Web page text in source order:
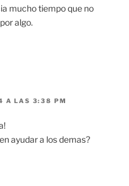
mucho tiempo que no
algo.
A LAS 3:38 PM
ayudar a los demas?